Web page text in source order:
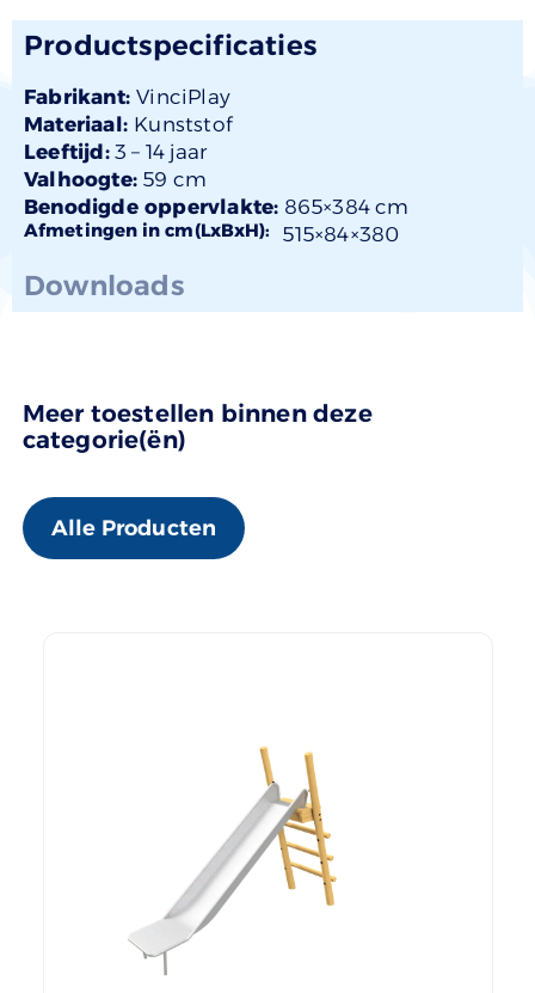
Productspecificaties
Fabrikant:VinciPlay
Materiaal: Kunststof
Leeftijd:3 – 14 jaar
Valhoogte: 59 cm
Benodigde oppervlakte: 865×384 cm
Afmetingen in cm(LxBxH): 515×84×380
Downloads
Meer toestellen binnen deze
categorie(ën)
Alle Producten